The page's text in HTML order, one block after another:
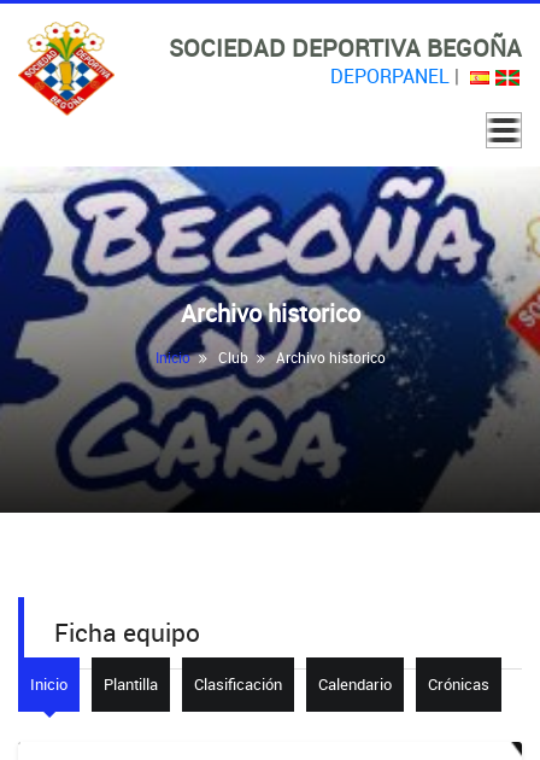
SOCIEDAD DEPORTIVA BEGOÑA
DEPORPANEL |
Archivo historico
Inicio Club Archivo historico
Ficha equipo
Inicio Plantilla Clasificación Calendario Crónicas